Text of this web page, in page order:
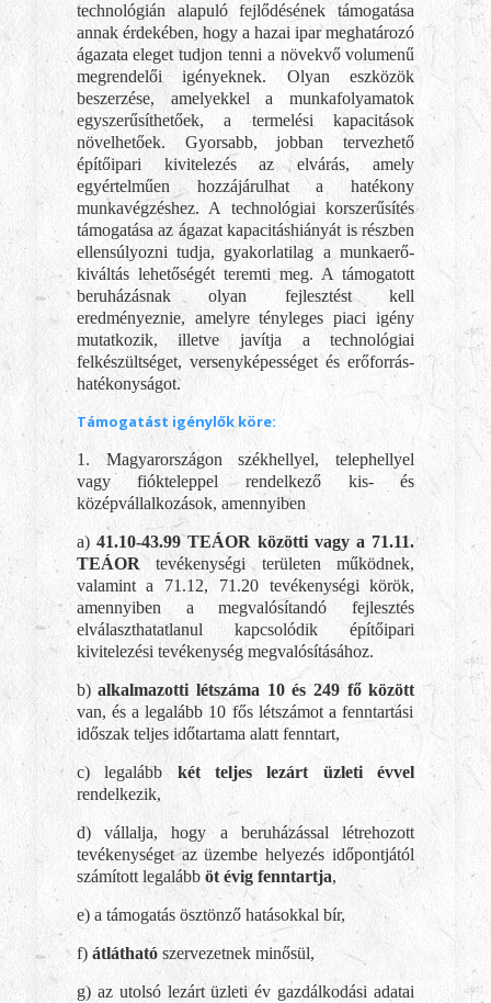
technológián alapuló fejlődésének támogatása
annak érdekében, hogy a hazai ipar meghatározó
ágazata eleget tudjon tenni a növekvő volumenű
megrendelői igényeknek. Olyan eszközök
beszerzése, amelyekkel a munkafolyamatok
egyszerűsíthetőek, a termelési kapacitások
növelhetőek. Gyorsabb, jobban tervezhető
építőipari kivitelezés az elvárás, amely
egyértelműen hozzájárulhat a hatékony
munkavégzéshez. A technológiai korszerűsítés
támogatása az ágazat kapacitáshiányát is részben
ellensúlyozni tudja, gyakorlatilag a munkaerő-
kiváltás lehetőségét teremti meg. A támogatott
beruházásnak olyan fejlesztést kell
eredményeznie, amelyre tényleges piaci igény
mutatkozik, illetve javítja a technológiai
felkészültséget, versenyképességet és erőforrás-
hatékonyságot.
Támogatást igénylők köre:
1. Magyarországon székhellyel, telephellyel
vagy fiókteleppel rendelkező kis- és
középvállalkozások, amennyiben
a) 41.10-43.99 TEÁOR közötti vagy a 71.11.
TEÁOR tevékenységi területen működnek,
valamint a 71.12, 71.20 tevékenységi körök,
amennyiben a megvalósítandó fejlesztés
elválaszthatatlanul kapcsolódik építőipari
kivitelezési tevékenység megvalósításához.
b)alkalmazotti létszáma 10 és 249 fő között
van, és a legalább 10 fős létszámot a fenntartási
időszak teljes időtartama alatt fenntart,
c) legalább két teljes lezárt üzleti évvel
rendelkezik,
d) vállalja, hogy a beruházással létrehozott
tevékenységet az üzembe helyezés időpontjától
számított legalább öt évig fenntartja,
e) a támogatás ösztönző hatásokkal bír,
f) átlátható szervezetnek minősül,
g) az utolsó lezárt üzleti év gazdálkodási adatai